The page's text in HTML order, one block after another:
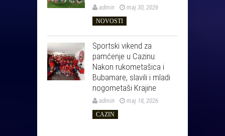
admin maj 30, 2026
NOVOSTI
Sportski vikend za
pamćenje u Cazinu:
Nakon rukometašica i
Bubamare, slavili i mladi
nogometaši Krajine
admin maj 18, 2026
CAZIN